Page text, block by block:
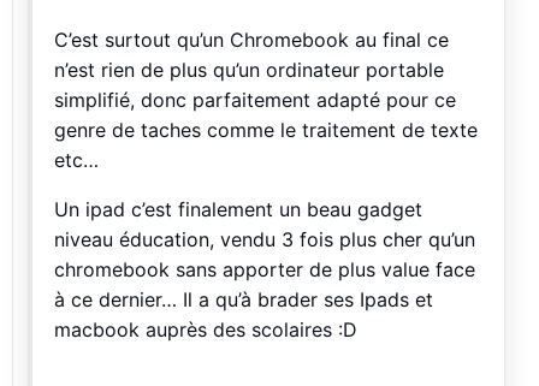
C’est surtout qu’un Chromebook au final ce
n’est rien de plus qu’un ordinateur portable
simplifié, donc parfaitement adapté pour ce
genre de taches comme le traitement de texte
etc…
Un ipad c’est finalement un beau gadget
niveau éducation, vendu 3 fois plus cher qu’un
chromebook sans apporter de plus value face
à ce dernier… Il a qu’à brader ses Ipads et
macbook auprès des scolaires :D